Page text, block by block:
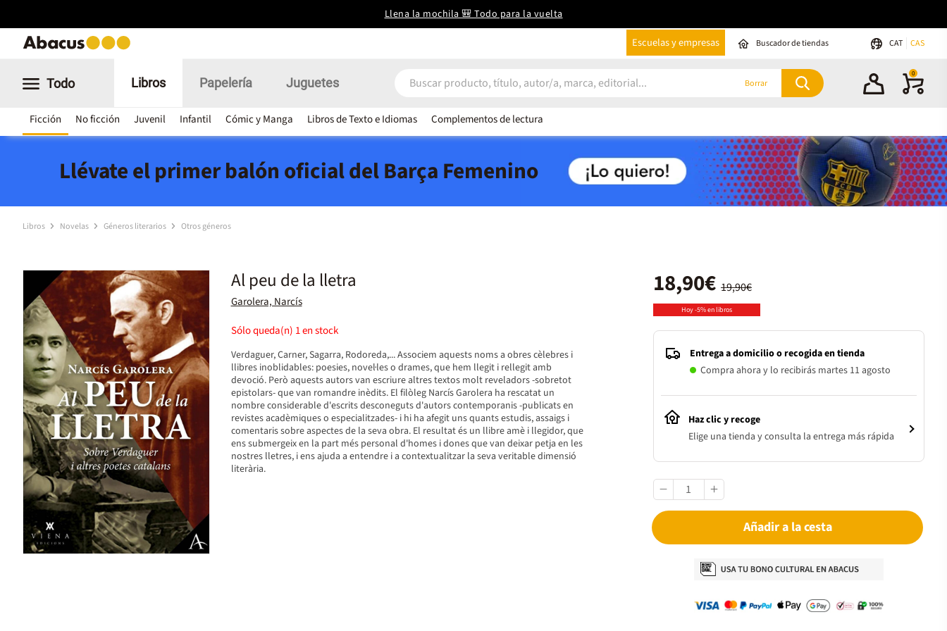
Llena la mochila 🎒 Todo para la vuelta
Escuelas y empresas Buscador de tiendas CAT CAS
Todo Libros
Ficción No ficción Juvenil Infantil Cómic y Manga Libros de Texto e Idiomas Complementos de lectura
Papelería Juguetes Borrar
0
Llévate el primer balón oficial del Barça Femenino
Libros Novelas Géneros literarios Otros géneros
Al peu de la lletra
Garolera, Narcís
Sólo queda(n) 1en stock
Verdaguer, Carner, Sagarra, Rodoreda,... Associem aquests noms a obres cèlebres i
llibres inoblidables: poesies, novel·les o drames, que hem llegit i rellegit amb
devoció. Però aquests autors van escriure altres textos molt reveladors -sobretot
epistolars- que van romandre inèdits. El filòleg Narcís Garolera ha rescatat un
nombre considerable d'escrits desconeguts d'autors contemporanis -publicats en
revistes acadèmiques o especialitzades- i hi ha afegit uns quants estudis, assaigs i
comentaris sobre aspectes de la seva obra. El resultat és un llibre amè i llegidor, que
ens submergeix en la part més personal d'homes i dones que van deixar petja en les
nostres lletres, i ens ajuda a entendre i a contextualitzar la seva veritable dimensió
literària.
19,90€
18,90€
Hoy -5% en libros
Entrega a domicilio o recogida en tienda
Compra ahora y lo recibirás martes 11 agosto
Haz clic y recoge
Elige una tienda y consulta la entrega más rápida
Añadir a la cesta